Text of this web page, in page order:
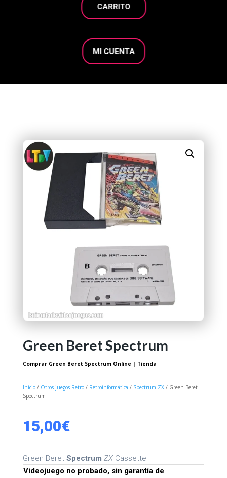
CARRITO
MI CUENTA
Green Beret Spectrum
Comprar Green Beret Spectrum Online | Tienda
Inicio/ Otros juegos Retro/ Retroinformática / Spectrum ZX/ Green Beret
Spectrum
15,00€
Green Beret Spectrum ZXCassette
Videojuego no probado, sin garantía de